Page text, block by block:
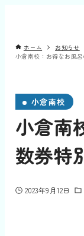
ホーム お知らせ
小倉南校：お得なお風
小倉南校
小倉南
数券特
2023年9月12日